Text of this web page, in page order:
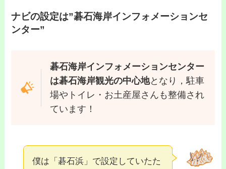
ナビの設定は”碁石海岸インフォメーションセ
ンター”
碁石海岸インフォメーションセンター
は碁石海岸観光の中心地となり，駐車
場やトイレ・お土産屋さんも整備され
ています！
僕は「碁石浜」で設定していたた